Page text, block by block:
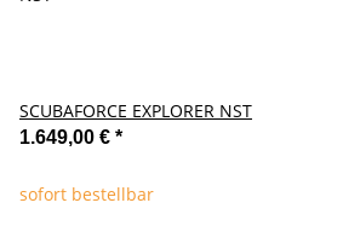
SCUBAFORCE EXPLORER NST
1.649,00 € *
sofort bestellbar